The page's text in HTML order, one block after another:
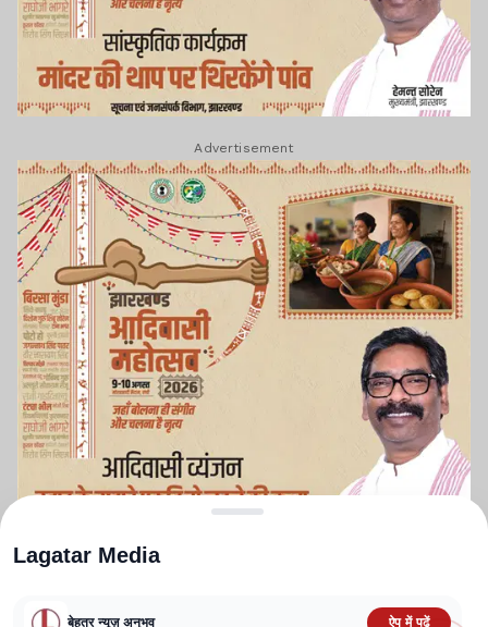
Advertisement
Lagatar Media
बेहतर न्यूज़ अनुभव ऐप में पढ़ें